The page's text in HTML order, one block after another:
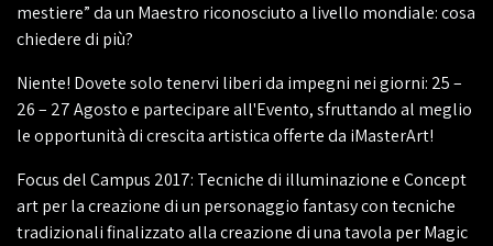
mestiere” da un Maestro riconosciuto a livello mondiale: cosa
chiedere di più?
Niente! Dovete solo tenervi liberi da impegni nei giorni: 25 –
26 – 27 Agosto e partecipare all'Evento, sfruttando al meglio
le opportunità di crescita artistica offerte da iMasterArt!
Focus del Campus 2017: Tecniche di illuminazione e Concept
art per la creazione di un personaggio fantasy con tecniche
tradizionali finalizzato alla creazione di una tavola per Magic